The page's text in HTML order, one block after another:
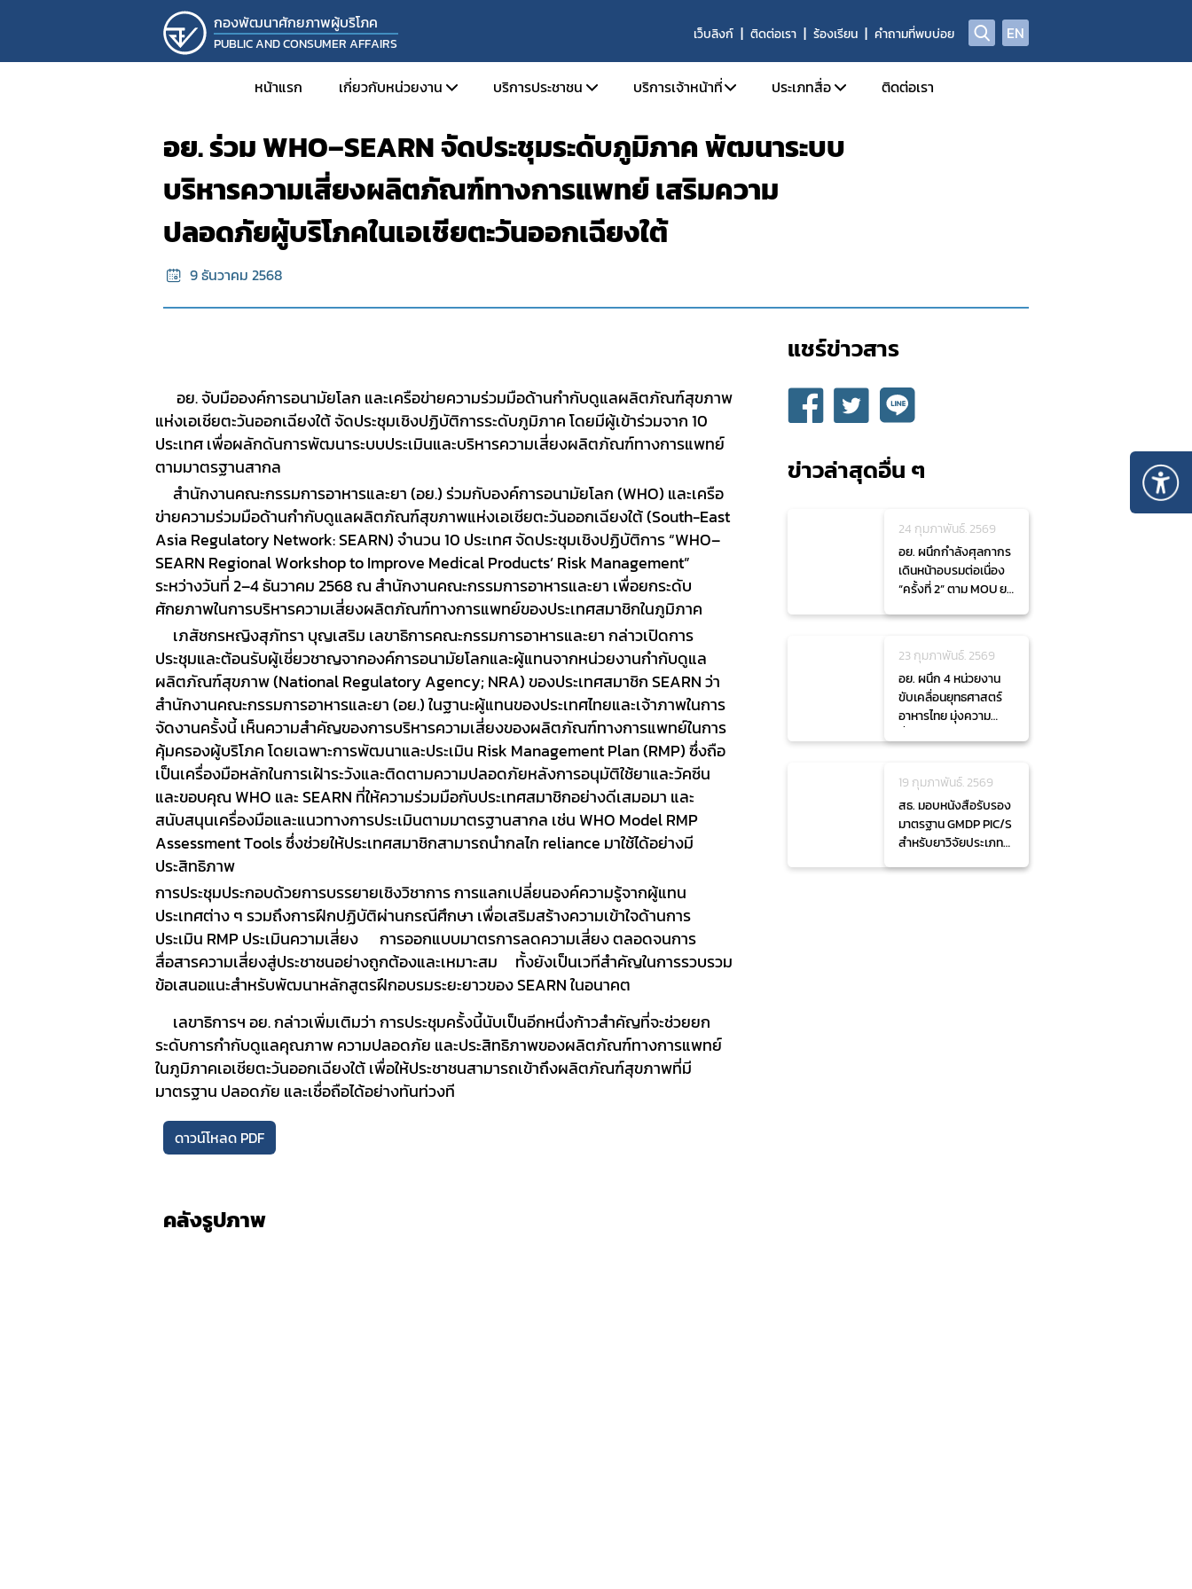
กองพัฒนาศักยภาพผู้บริโภค
PUBLIC AND CONSUMER AFFAIRS
เว็บลิงก์ ติดต่อเรา ร้องเรียน คำถามที่พบบ่อย EN
หน้าแรก เกี่ยวกับหน่วยงาน
ประวัติความเป็นมา
วิสัยทัศน์ พันธกิจ และหน้าที่ความรับผิดชอบ
โครงสร้าง
KM
กิจกรรม
SOP
บริการประชาชน
ตรวจสอบผลิตภัณฑ์
คำถามที่พบบ่อย (FAQs)
บริการเจ้าหน้าที่
SKYNET
รายงานการวิเคราะห์ข่าวประจำวัน
รายงานผลการดำเนินงานด้านข่าวประจำสัปดาห์
รายงานผลการดำเนินงานด้านข่าวประจำเดือน
ประเภทสื่อ
ข่าวแจก
ติดต่อเรา
อย. ร่วม WHO–SEARN จัดประชุมระดับภูมิภาค พัฒนาระบบ
บริหารความเสี่ยงผลิตภัณฑ์ทางการแพทย์ เสริมความ
ปลอดภัยผู้บริโภคในเอเชียตะวันออกเฉียงใต้
9 ธันวาคม 2568
อย. จับมือองค์การอนามัยโลก และเครือข่ายความร่วมมือด้านกำกับดูแลผลิตภัณฑ์สุขภาพ
แห่งเอเชียตะวันออกเฉียงใต้ จัดประชุมเชิงปฏิบัติการระดับภูมิภาค โดยมีผู้เข้าร่วมจาก 10
ประเทศ เพื่อผลักดันการพัฒนาระบบประเมินและบริหารความเสี่ยงผลิตภัณฑ์ทางการแพทย์
ตามมาตรฐานสากล
สำนักงานคณะกรรมการอาหารและยา (อย.) ร่วมกับองค์การอนามัยโลก (WHO) และเครือ
ข่ายความร่วมมือด้านกำกับดูแลผลิตภัณฑ์สุขภาพแห่งเอเชียตะวันออกเฉียงใต้ (South-East
Asia Regulatory Network: SEARN)จำนวน 10 ประเทศ จัดประชุมเชิงปฏิบัติการ “WHO–
SEARN Regional Workshop to Improve Medical Products’ Risk Management”
ระหว่างวันที่2–4ธันวาคม2568ณ สำนักงานคณะกรรมการอาหารและยา เพื่อยกระดับ
ศักยภาพในการบริหารความเสี่ยงผลิตภัณฑ์ทางการแพทย์ของประเทศสมาชิกในภูมิภาค
เภสัชกรหญิงสุภัทรา บุญเสริม เลขาธิการคณะกรรมการอาหารและยากล่าวเปิดการ
ประชุมและต้อนรับผู้เชี่ยวชาญจากองค์การอนามัยโลกและผู้แทนจากหน่วยงานกำกับดูแล
ผลิตภัณฑ์สุขภาพ (National Regulatory Agency; NRA)ของประเทศสมาชิกSEARNว่า
สำนักงานคณะกรรมการอาหารและยา (อย.) ในฐานะผู้แทนของประเทศไทยและเจ้าภาพในการ
จัดงานครั้งนี้ เห็นความสำคัญของการบริหารความเสี่ยงของผลิตภัณฑ์ทางการแพทย์ในการ
คุ้มครองผู้บริโภค โดยเฉพาะการพัฒนาและประเมิน Risk Management Plan (RMP)ซึ่งถือ
เป็นเครื่องมือหลักในการเฝ้าระวังและติดตามความปลอดภัยหลังการอนุมัติใช้ยาและวัคซีน
และขอบคุณWHO และSEARN ที่ให้ความร่วมมือกับประเทศสมาชิกอย่างดีเสมอมา และ
สนับสนุนเครื่องมือและแนวทางการประเมินตามมาตรฐานสากล เช่นWHO Model RMP
Assessment Toolsซึ่งช่วยให้ประเทศสมาชิกสามารถนำกลไก reliance มาใช้ได้อย่างมี
ประสิทธิภาพ
การประชุมประกอบด้วยการบรรยายเชิงวิชาการ การแลกเปลี่ยนองค์ความรู้จากผู้แทน
ประเทศต่าง ๆ รวมถึงการฝึกปฏิบัติผ่านกรณีศึกษา เพื่อเสริมสร้างความเข้าใจด้านการ
ประเมิน RMPประเมินความเสี่ยง
การออกแบบมาตรการลดความเสี่ยง ตลอดจนการ
สื่อสารความเสี่ยงสู่ประชาชนอย่างถูกต้องและเหมาะสม ทั้งยังเป็นเวทีสำคัญในการรวบรวม
ข้อเสนอแนะสำหรับพัฒนาหลักสูตรฝึกอบรมระยะยาวของSEARNในอนาคต
เลขาธิการฯ อย.กล่าวเพิ่มเติมว่า การประชุมครั้งนี้นับเป็นอีกหนึ่งก้าวสำคัญที่จะช่วยยก
ระดับการกำกับดูแลคุณภาพ ความปลอดภัย และประสิทธิภาพของผลิตภัณฑ์ทางการแพทย์
ในภูมิภาคเอเชียตะวันออกเฉียงใต้ เพื่อให้ประชาชนสามารถเข้าถึงผลิตภัณฑ์สุขภาพที่มี
มาตรฐาน ปลอดภัย และเชื่อถือได้อย่างทันท่วงที
ดาวน์โหลด PDF
คลังรูปภาพ
แชร์ข่าวสาร​
ข่าวล่าสุดอื่น ๆ
24 กุมภาพันธ์. 2569
อย. ผนึกกำลังศุลกากร
เดินหน้าอบรมต่อเนื่อง
“ครั้งที่ 2” ตาม MOU ยก
ประเด็นปัญหา เสริมขีด
ความสามารถแข่งขัน
เศรษฐกิจไทย
23 กุมภาพันธ์. 2569
อย. ผนึก 4 หน่วยงาน
ขับเคลื่อนยุทธศาสตร์
อาหารไทย มุ่งความ
19 กุมภาพันธ์. 2569
สธ. มอบหนังสือรับรอง
มาตรฐาน GMDP PIC/S
สำหรับยาวิจัยประเภท